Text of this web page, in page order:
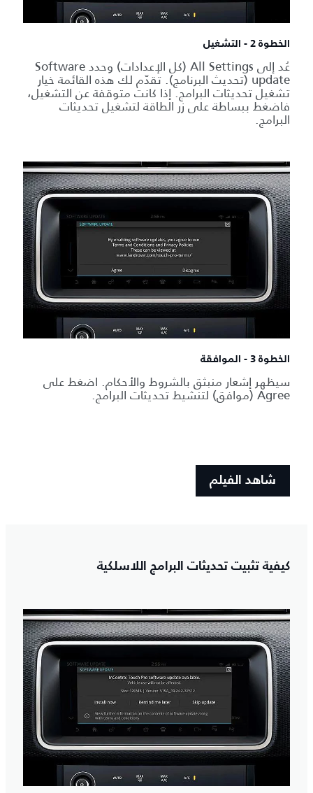
الخطوة 2 - التشغيل
عُد إلى All Settings (كل الإعدادات) وحدد Software
update (تحديث البرنامج). تقدّم لك هذه القائمة خيار
تشغيل تحديثات البرامج. إذا كانت متوقفة عن التشغيل،
فاضغط ببساطة على زر الطاقة لتشغيل تحديثات
البرامج.
الخطوة 3 - الموافقة
سيظهر إشعار منبثق بالشروط والأحكام. اضغط على
Agree (موافق) لتنشيط تحديثات البرامج.
شاهد الفيلم
كيفية تثبيت تحديثات البرامج اللاسلكية